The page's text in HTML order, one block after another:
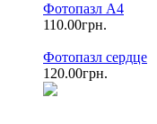
Фотопазл А4
110.00грн.
Фотопазл сердце
120.00грн.